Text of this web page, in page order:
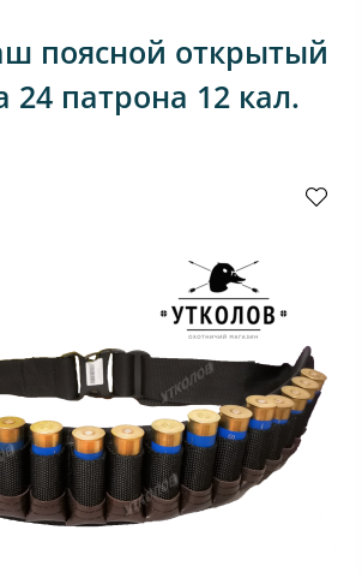
поясной открытый
24 патрона 12 кал.